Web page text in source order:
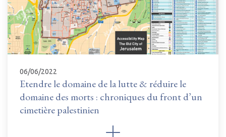
06/06/2022
Etendre le domaine de la lutte & réduire le
domaine des morts : chroniques du front d’un
cimetière palestinien